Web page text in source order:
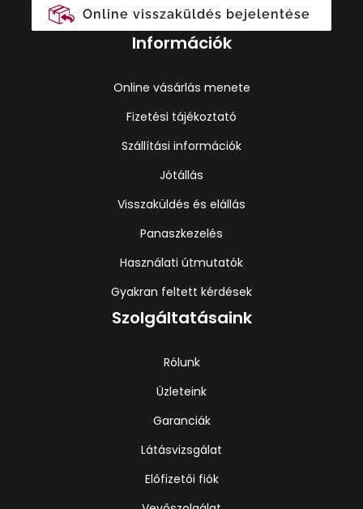
Online visszaküldés bejelentése
Információk
Online vásárlás menete
Fizetési tájékoztató
Szállítási információk
Jótállás
Visszaküldés és elállás
Panaszkezelés
Használati útmutatók
Gyakran feltett kérdések
Szolgáltatásaink
Rólunk
Üzleteink
Garanciák
Látásvizsgálat
Előfizetői fiók